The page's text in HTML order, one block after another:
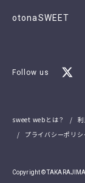
otonaSWEET
Follow us
sweet webとは？
プライバシーポリシ
Copyright ©